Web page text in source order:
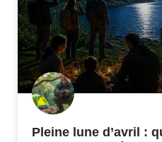
Pleine lune d’avril :